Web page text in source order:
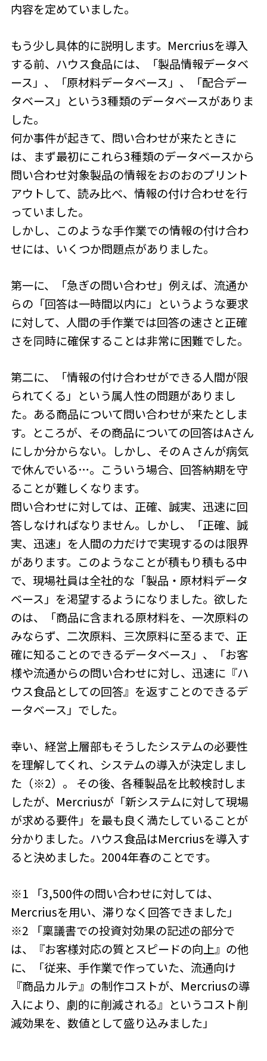
内容を定めていました。
もう少し具体的に説明します。Mercriusを導入
する前、ハウス食品には、「製品情報データベ
ース」、「原材料データベース」、「配合デー
タベース」という3種類のデータベースがありま
した。
何か事件が起きて、問い合わせが来たときに
は、まず最初にこれら3種類のデータベースから
問い合わせ対象製品の情報をおのおのプリント
アウトして、読み比べ、情報の付け合わせを行
っていました。
しかし、このような手作業での情報の付け合わ
せには、いくつか問題点がありました。
第一に、「急ぎの問い合わせ」例えば、流通か
らの「回答は一時間以内に」というような要求
に対して、人間の手作業では回答の速さと正確
さを同時に確保することは非常に困難でした。
第二に、「情報の付け合わせができる人間が限
られてくる」という属人性の問題がありまし
た。ある商品について問い合わせが来たとしま
す。ところが、その商品についての回答はAさん
にしか分からない。しかし、そのＡさんが病気
で休んでいる…。こういう場合、回答納期を守
ることが難しくなります。
問い合わせに対しては、正確、誠実、迅速に回
答しなければなりません。しかし、「正確、誠
実、迅速」を人間の力だけで実現するのは限界
があります。このようなことが積もり積もる中
で、現場社員は全社的な「製品・原材料データ
ベース」を渇望するようになりました。欲した
のは、「商品に含まれる原材料を、一次原料の
みならず、二次原料、三次原料に至るまで、正
確に知ることのできるデータベース」、「お客
様や流通からの問い合わせに対し、迅速に『ハ
ウス食品としての回答』を返すことのできるデ
ータベース」でした。
幸い、経営上層部もそうしたシステムの必要性
を理解してくれ、システムの導入が決定しまし
た（※2）。 その後、各種製品を比較検討しま
したが、Mercriusが「新システムに対して現場
が求める要件」を最も良く満たしていることが
分かりました。ハウス食品はMercriusを導入す
ると決めました。2004年春のことです。
※1 「3,500件の問い合わせに対しては、
Mercriusを用い、滞りなく回答できました」
※2 「稟議書での投資対効果の記述の部分で
は、『お客様対応の質とスピードの向上』の他
に、「従来、手作業で作っていた、流通向け
『商品カルテ』の制作コストが、Mercriusの導
入により、劇的に削減される』というコスト削
減効果を、数値として盛り込みました」